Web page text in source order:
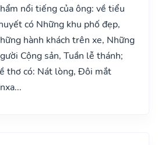
nổi tiếng của ông: về tiểu
có Những khu phố đẹp,
hành khách trên xe, Những
Cộng sản, Tuần lễ thánh;
thơ có: Nát lòng, Đôi mắt